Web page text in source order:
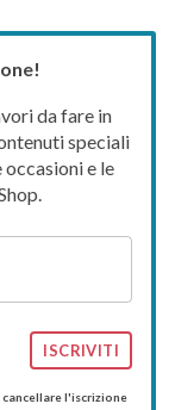
da fare in
speciali
e le
ISCRIVITI
cancellare l'iscrizione